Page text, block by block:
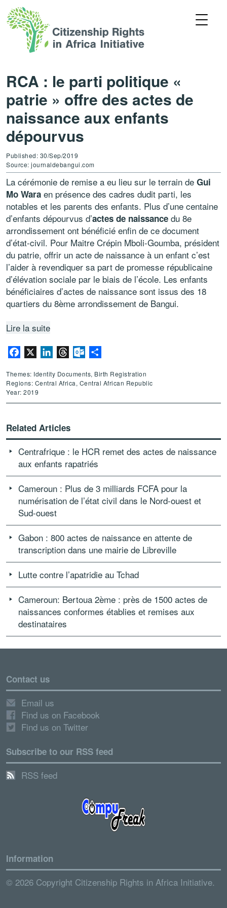
RCA : le parti politique «
patrie » offre des actes de
naissance aux enfants
dépourvus
Published: 30/Sep/2019
Source: journaldebangui.com
La cérémonie de remise a eu lieu sur le terrain de Gui
Mo Wara en présence des cadres dudit parti, les
notables et les parents des enfants. Plus d’une centaine
d’enfants dépourvus d’actes de naissance du 8e
arrondissement ont bénéficié enfin de ce document
d’état-civil. Pour Maitre Crépin Mboli-Goumba, président
du patrie, offrir un acte de naissance à un enfant c’est
l’aider à revendiquer sa part de promesse républicaine
d’élévation sociale par le biais de l’école. Les enfants
bénéficiaires d’actes de naissance sont issus des 18
quartiers du 8ème arrondissement de Bangui.
Lire la suite
Facebook LinkedInThreadsOutlook.com
Themes: Identity Documents, Birth Registration
Regions: Central Africa, Central African Republic
Year: 2019
Related Articles
Centrafrique : le HCR remet des actes de naissance
aux enfants rapatriés
Cameroun : Plus de 3 milliards FCFA pour la
numérisation de l’état civil dans le Nord-ouest et
Sud-ouest
Gabon : 800 actes de naissance en attente de
transcription dans une mairie de Libreville
Lutte contre l’apatridie au Tchad
Cameroun: Bertoua 2ème : près de 1500 actes de
naissances conformes établies et remises aux
destinataires
Contact us
Email us
Find us on Facebook
Find us on Twitter
Subscribe to our RSS feed
RSS feed
Information
© 2026 Copyright Citizenship Rights in Africa Initiative.